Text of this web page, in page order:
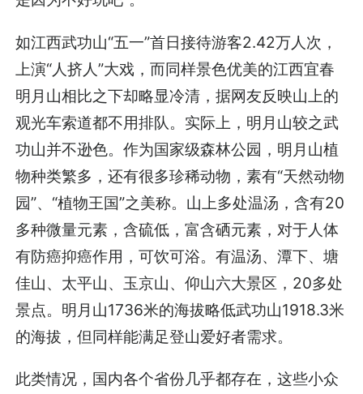
如江西武功山“五一”首日接待游客2.42万人次，
上演“人挤人”大戏，而同样景色优美的江西宜春
明月山相比之下却略显冷清，据网友反映山上的
观光车索道都不用排队。实际上，明月山较之武
功山并不逊色。作为国家级森林公园，明月山植
物种类繁多，还有很多珍稀动物，素有“天然动物
园”、“植物王国”之美称。山上多处温汤，含有20
多种微量元素，含硫低，富含硒元素，对于人体
有防癌抑癌作用，可饮可浴。有温汤、潭下、塘
佳山、太平山、玉京山、仰山六大景区，20多处
景点。明月山1736米的海拔略低武功山1918.3米
的海拔，但同样能满足登山爱好者需求。
此类情况，国内各个省份几乎都存在，这些小众